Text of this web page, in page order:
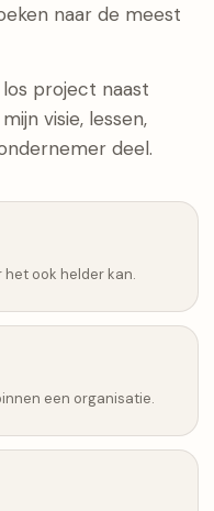
naar de meest
project naast
visie, lessen,
deel.
ook helder kan.
een organisatie.